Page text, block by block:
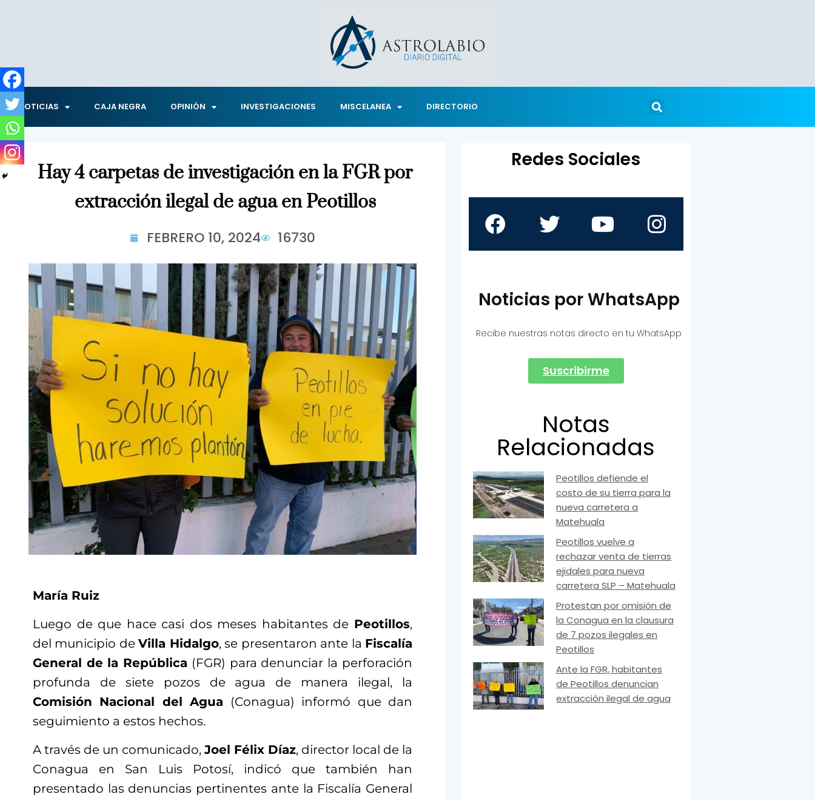
NOTICIAS CAJA NEGRA OPINIÓN INVESTIGACIONES MISCELANEA DIRECTORIO
Hay 4 carpetas de investigación en la FGR por
extracción ilegal de agua en Peotillos
FEBRERO 10, 2024 16730
María Ruiz
Luego de que hace casi dos meses habitantes de Peotillos,
del municipio deVilla Hidalgo, se presentaron ante la Fiscalía
General de la República (FGR) para denunciar la perforación
profunda de siete pozos de agua de manera ilegal, la
Comisión Nacional del Agua (Conagua) informó que dan
seguimiento a estos hechos.
A través de un comunicado,Joel Félix Díaz, director local de la
Conagua en San Luis Potosí, indicó que también han
presentado las denuncias pertinentes ante la Fiscalía General
Redes Sociales
Noticias por WhatsApp
Recibe nuestras notas directo en tu WhatsApp
Suscribirme
Notas
Relacionadas
Peotillos defiende el
costo de su tierra para la
nueva carretera a
Matehuala
Peotillos vuelve a
rechazar venta de tierras
ejidales para nueva
carretera SLP – Matehuala
Protestan por omisión de
la Conagua en la clausura
de 7 pozos ilegales en
Peotillos
Ante la FGR, habitantes
de Peotillos denuncian
extracción ilegal de agua